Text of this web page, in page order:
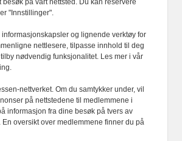
har alltid det fulle
innhold, med eller
intelligens.
besøk på vårt nettsted. Du kan reservere
"Innstillinger".
informasjonskapsler og lignende verktøy for
nettlesere, tilpasse innhold til deg
nødvendig funksjonalitet. Les mer i vår
nettverket. Om du samtykker under, vil
på nettstedene til medlemmene i
informasjon fra dine besøk på tvers av
En oversikt over medlemmene finner du på